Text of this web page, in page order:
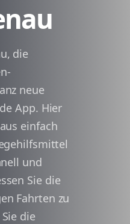
die
neue
App. Hier
einfach
und
Sie die
Fahrten zu
die